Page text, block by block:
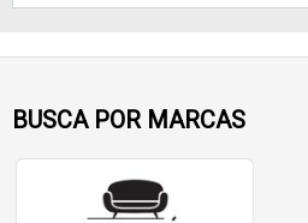
BUSCA POR MARCAS